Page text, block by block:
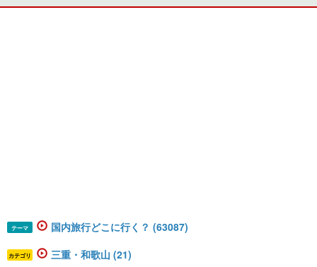
テーマ 国内旅行どこに行く？ (63087)
カテゴリ 三重・和歌山 (21)